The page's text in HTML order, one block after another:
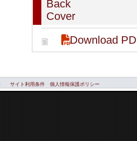
Back
Cover
Download
サイト利用条件 個人情報保護ポリシー